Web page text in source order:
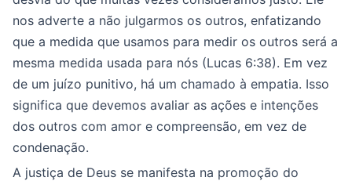
nos adverte a não julgarmos os outros, enfatizando
que a medida que usamos para medir os outros será a
mesma medida usada para nós (Lucas 6:38). Em vez
de um juízo punitivo, há um chamado à empatia. Isso
significa que devemos avaliar as ações e intenções
dos outros com amor e compreensão, em vez de
condenação.
A justiça de Deus se manifesta na promoção do